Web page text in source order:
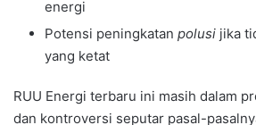
energi
Potensi peningkatan polusi jika
yang ketat
RUU Energi terbaru ini masih dalam
dan kontroversi seputar pasal-